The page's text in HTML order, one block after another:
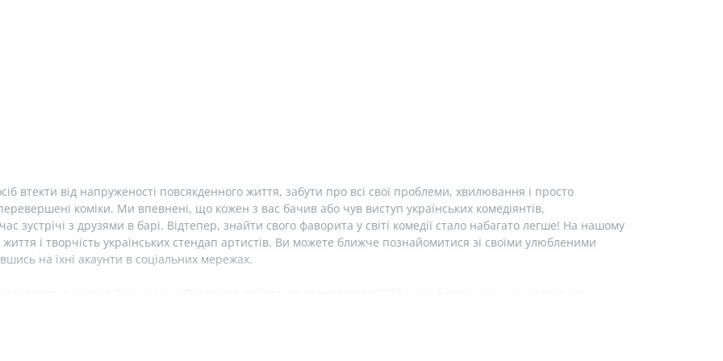
втекти від напруженості повсякденного життя, забути про всі свої проблеми, хвилювання і просто
коміки. Ми впевнені, що кожен з вас бачив або чув виступ українських комедіянтів,
зустрічі з друзями в барі. Відтепер, знайти свого фаворита у світі комедії стало набагато легше! На нашому
і творчість українських стендап артистів. Ви можете ближче познайомитися зі своїми улюбленими
на їхні акаунти в соціальних мережах.
рази. Зараз, Антон Тимошенко є резидентом українського стендап клубу «Підпільний стендап». Також